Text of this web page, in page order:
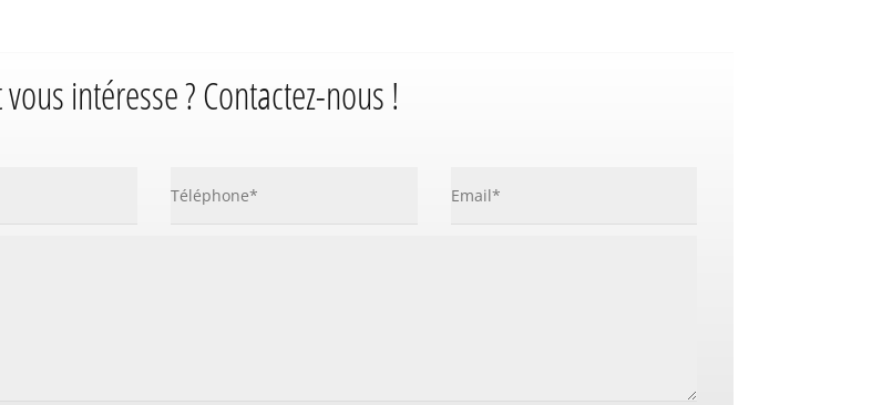
intéresse ? Contactez-nous !